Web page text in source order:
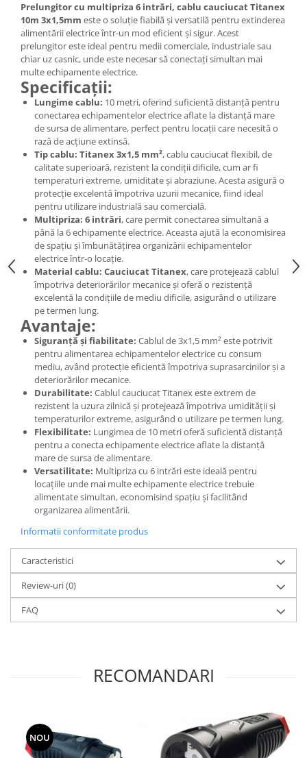
Prelungitor cu multipriza 6 intrări, cablu cauciucat Titanex
10m 3x1,5mm este o soluție fiabilă și versatilă pentru extinderea
alimentării electrice într-un mod eficient și sigur. Acest
prelungitor este ideal pentru medii comerciale, industriale sau
chiar uz casnic, unde este necesar să conectați simultan mai
multe echipamente electrice.
Specificații:
Lungime cablu: 10 metri, oferind suficientă distanță pentru
conectarea echipamentelor electrice aflate la distanță mare
de sursa de alimentare, perfect pentru locații care necesită o
rază de acțiune extinsă.
Tip cablu: Titanex 3x1,5 mm², cablu cauciucat flexibil, de
calitate superioară, rezistent la condiții dificile, cum ar fi
temperaturi extreme, umiditate și abraziune. Acesta asigură o
protecție excelentă împotriva uzurii mecanice, fiind ideal
pentru utilizare industrială sau comercială.
Multipriza: 6 intrări, care permit conectarea simultană a
până la 6 echipamente electrice. Aceasta ajută la economisirea
de spațiu și îmbunătățirea organizării echipamentelor
electrice într-o locație.
Material cablu: Cauciucat Titanex, care protejează cablul
împotriva deteriorărilor mecanice și oferă o rezistență
excelentă la condițiile de mediu dificile, asigurând o utilizare
pe termen lung.
Avantaje:
Siguranță și fiabilitate: Cablul de 3x1,5 mm² este potrivit
pentru alimentarea echipamentelor electrice cu consum
mediu, având protecție eficientă împotriva suprasarcinilor și a
deteriorărilor mecanice.
Durabilitate: Cablul cauciucat Titanex este extrem de
rezistent la uzura zilnică și protejează împotriva umidității și
temperaturilor extreme, asigurând o utilizare pe termen lung.
Flexibilitate: Lungimea de 10 metri oferă suficientă distanță
pentru a conecta echipamente electrice aflate la distanță
mare de sursa de alimentare.
Versatilitate: Multipriza cu 6 intrări este ideală pentru
locațiile unde mai multe echipamente electrice trebuie
alimentate simultan, economisind spațiu și facilitând
organizarea alimentării.
Informatii conformitate produs
Caracteristici
Review-uri(0)
FAQ
RECOMANDARI
NOU